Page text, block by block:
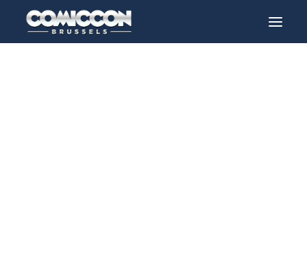
Gasten> 2020 > Holly Marie Combs